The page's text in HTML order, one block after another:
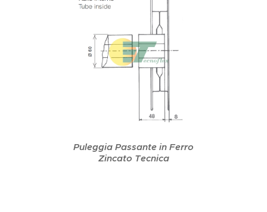
Puleggia Passante in Ferro
Zincato Tecnica